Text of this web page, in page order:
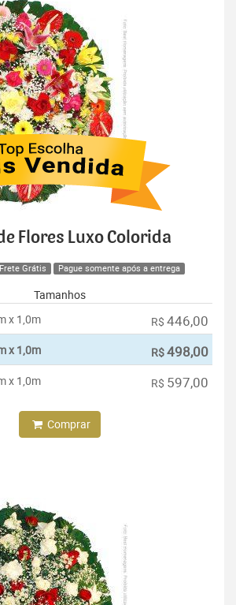
Flores Luxo Colorida
Frete Grátis Pague somente após a entrega
Tamanhos
x 1,0m
R$ 446,00
x 1,0m R$498,00
x 1,0m R$ 597,00
Comprar